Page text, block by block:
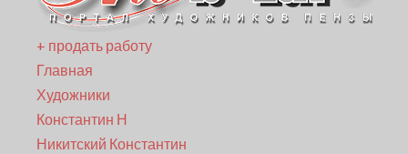
+ продать работу
Главная
Художники
Константин Н
Никитский Константин